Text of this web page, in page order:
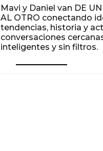
Mavi y Daniel van DE
AL OTRO conectando
tendencias, historia y
conversaciones
inteligentes y sin filtros.